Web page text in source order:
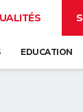
EDUCATION